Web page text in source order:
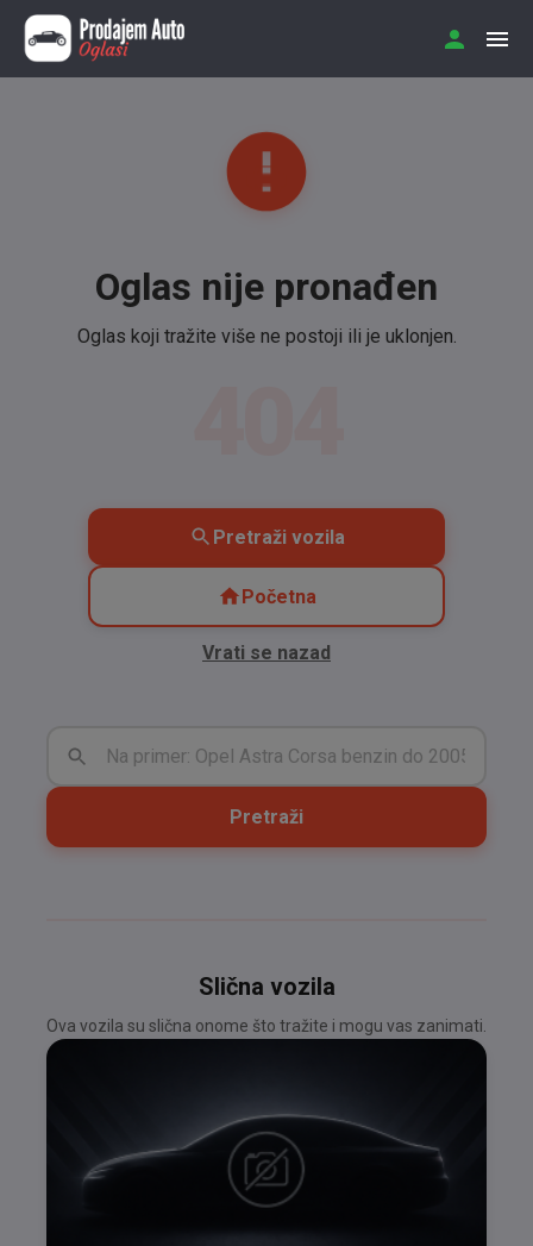
Oglas nije pronađen
Oglas koji tražite više ne postoji ili je uklonjen.
Pretraži vozila
Početna
Vrati se nazad
Pretraži
Slična vozila
Ova vozila su slična onome što tražite i mogu vas zanimati.